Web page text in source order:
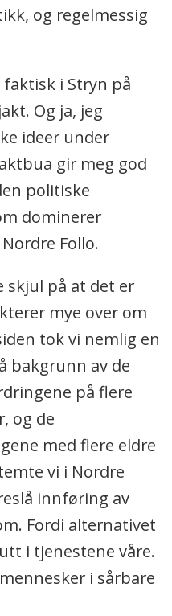
og regelmessig
i Stryn på
Og ja, jeg
ideer under
gir meg god
politiske
dominerer
Follo.
skjul på at det er
mye over om
tok vi nemlig en
bakgrunn av de
på flere
og de
med flere eldre
vi i Nordre
innføring av
Fordi alternativet
i tjenestene våre.
i sårbare